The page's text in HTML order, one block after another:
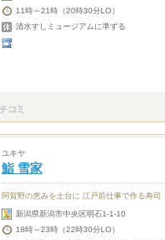
11時～21時（20時30分LO）
清水すしミュージアムに準ずる
ユキヤ
鮨 雪家
阿賀野の恵みを土台に 江戸前仕事で作る寿司
新潟県新潟市中央区明石1-1-10
18時～23時（22時30分LO）